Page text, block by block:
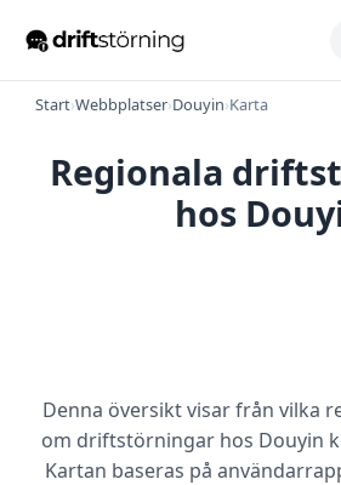
Start›Webbplatser›Douyin›Karta
Regionala
hos
Denna översikt visar från vilka
om driftstörningar hos Douyin
Kartan baseras på